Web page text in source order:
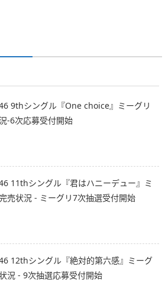
9thシングル『One choice』ミーグリ
-6次応募受付開始
11thシングル『君はハニーデュー』ミ
売状況 - ミーグリ7次抽選受付開始
12thシングル『絶対的第六感』ミーグ
況 - 9次抽選応募受付開始